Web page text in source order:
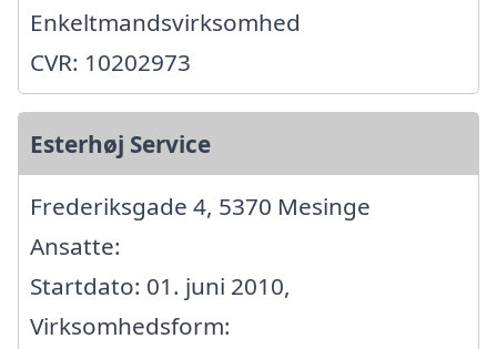
Enkeltmandsvirksomhed
CVR: 10202973
Esterhøj Service
Frederiksgade 4, 5370 Mesinge
Ansatte:
Startdato: 01. juni 2010,
Virksomhedsform: